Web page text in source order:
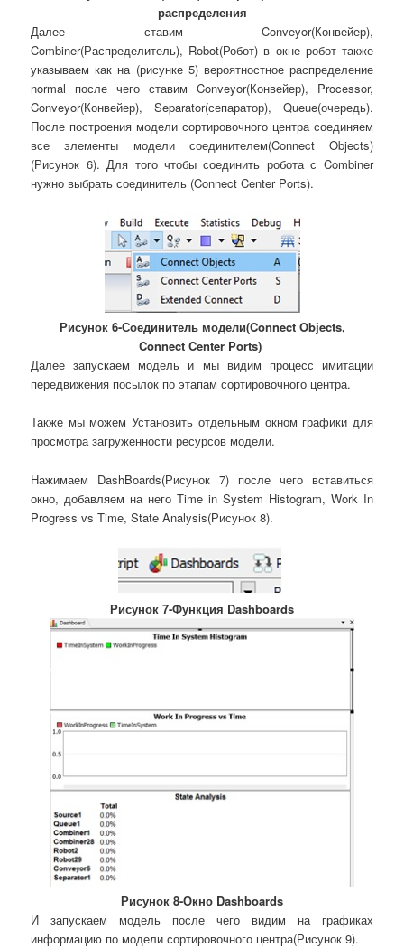
распределения
Далее ставим Conveyor(Конвейер),
Combiner(Распределитель), Robot(Робот) в окне робот также
указываем как на (рисунке 5) вероятностное распределение
normal после чего ставим Conveyor(Конвейер), Processor,
Conveyor(Конвейер), Separator(сепаратор), Queue(очередь).
После построения модели сортировочного центра соединяем
все элементы модели соединителем(Connect Objects)
(Рисунок 6). Для того чтобы соединить робота с Combiner
нужно выбрать соединитель (Connect Center Ports).
Рисунок 6-Соединитель модели(Connect Objects,
Connect Center Ports)
Далее запускаем модель и мы видим процесс имитации
передвижения посылок по этапам сортировочного центра.
Также мы можем Установить отдельным окном графики для
просмотра загруженности ресурсов модели.
Нажимаем DashBoards(Рисунок 7) после чего вставиться
окно, добавляем на него Time in System Histogram, Work In
Progress vs Time, State Analysis(Рисунок 8).
Рисунок 7-Функция Dashboards
Рисунок 8-Окно Dashboards
И запускаем модель после чего видим на графиках
информацию по модели сортировочного центра(Рисунок 9).